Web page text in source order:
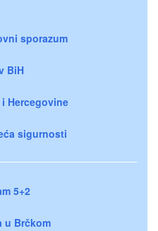
sporazum
BiH
Hercegovine
sigurnosti
5+2
u Brčkom